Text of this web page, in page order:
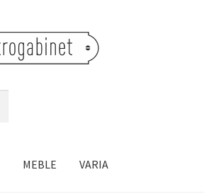
MEBLE VARIA